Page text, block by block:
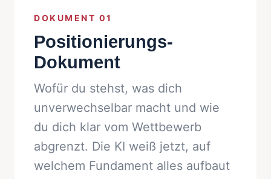
DOKUMENT 01
Positionierungs-
Dokument
Wofür du stehst, was dich
unverwechselbar macht und wie
du dich klar vom Wettbewerb
abgrenzt. Die KI weiß jetzt, auf
welchem Fundament alles aufbaut